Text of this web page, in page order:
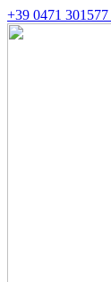
+39 0471 301577